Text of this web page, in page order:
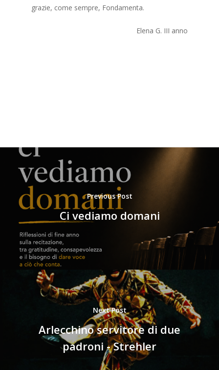
grazie, come sempre, Fondamenta.
Elena G. III anno
Previous Post
Ci vediamo domani
Next Post
Arlecchino servitore di due
padroni - Strehler